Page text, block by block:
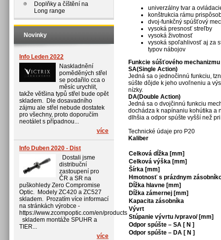
Doplňky a číštění na
Long range
Novinky
Info Leden 2022
Naskladnění
poměděných střel
se podařilo cca o
měsíc urychlit,
takže většina typů střel bude opět
skladem. Dle dosavadního
zájmu ale střel nebude dostatek
pro všechny, proto doporučím
neotálet s případnou...
více
Info Duben 2020 - Dist
Dostali jsme
distribuční
zastoupení pro
ČR a SR na
puškohledy Zero Compromise
Optic. Modely ZC420 a ZC527
skladem. Prozatím více informací
na stránkách výrobce -
https://www.zcompoptic.com/en/products
skladem montáže SPUHR a
TIER...
více
univerzálny tvar a
konštrukcia rámu
dvoj-funkčný spúšťový
vysoká presnosť streľby
vysoká životnosť
vysoká spoľahlivosť aj za
typov nábojov
Funkcie súšťového mechanizmu
SA(Single Action)
Jedná sa o jednočinnú funkciu,
súšte dôjde k jeho uvoľneniu a
nízky.
DA(Double Action)
Jedná sa o dvojčinnú funkciu
dochádza k napínaniu kohútika a
dlhšia a odpor spúšte vyšší než
Technické údaje pro P20
Kaliber
Celková dĺžka [mm]
Celková výška [mm]
Šírka [mm]
Hmotnosť s prázdnym
Dĺžka hlavne [mm]
Dĺžka zámernej [mm]
Kapacita zásobníka
Vývrt
Stúpanie vývrtu /vpravo/ [mm]
Odpor spúšte – SA [ N ]
Odpor spúšte – DA [ N ]